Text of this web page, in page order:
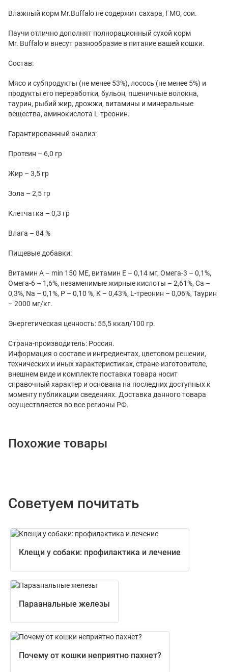
Влажный корм Mr.Buffalo не содержит сахара, ГМО, сои.
Паучи отлично дополнят полнорационный сухой корм
Mr. Buffalo и внесут разнообразие в питание вашей кошки.
Состав:
Мясо и субпродукты (не менее 53%), лосось (не менее 5%) и
продукты его переработки, бульон, пшеничные волокна,
таурин, рыбий жир, дрожжи, витамины и минеральные
вещества, аминокислота L-треонин.
Гарантированный анализ:
Протеин – 6,0 гр
Жир – 3,5 гр
Зола – 2,5 гр
Клетчатка – 0,3 гр
Влага – 84 %
Пищевые добавки:
Витамин А – min 150 МЕ, витамин Е – 0,14 мг, Омега-3 – 0,1%,
Омега-6 – 1,6%, незаменимые жирные кислоты – 2,61%, Ca –
0,3%, Na – 0,1%, P – 0,10 %, K – 0,43%, L-треонин – 0,06%, Таурин
– 2000 мг/кг.
Энергетическая ценность: 55,5 ккал/100 гр.
Страна-производитель: Россия.
Информация о составе и ингредиентах, цветовом решении,
технических и иных характеристиках, стране-изготовителе,
внешнем виде и комплекте поставки товара носит
справочный характер и основана на последних доступных к
моменту публикации сведениях. Доставка данного товара
осуществляется во все регионы РФ.
Похожие товары
Советуем почитать
Клещи у собаки: профилактика и лечение
Параанальные железы
Почему от кошки неприятно пахнет?